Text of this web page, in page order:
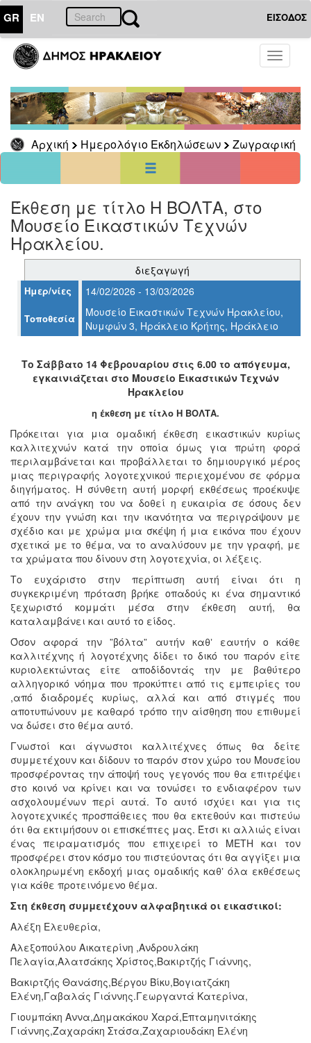
GR EN ΕΙΣΟΔΟΣ
Toggle
Αρχική Ημερολόγιο Εκδηλώσεων Ζωγραφική
01Αύγουστος
2026
Κυρ Δευ Τρι Τετ Πεμ Παρ Σαβ
1
2
9 10 11 12 13 14
15
22
<<
σήμερα >>
ΗΜΕΡΟΛΟΓΙΟ
ΕΚΔΗΛΩΣΕΩΝ
ΠΟΛΙΤΙΣΜΟΣ
ΑΝΘΕΚΤΙΚΗ
ΠΟΛΗ
Έκθεση με τίτλο Η ΒΟΛΤΑ, στο
Μουσείο Εικαστικών Τεχνών
Ηρακλείου.
διεξαγωγή
Ημερ/νίες 14/02/2026 - 13/03/2026
Τοποθεσία
Μουσείο Εικαστικών Τεχνών Ηρακλείου,
Νυμφών 3, Ηράκλειο Κρήτης, Ηράκλειο
Το Σάββατο 14 Φεβρουαρίου στις 6.00 το απόγευμα,
εγκαινιάζεται στο Μουσείο Εικαστικών Τεχνών
Ηρακλείου
η έκθεση με τίτλο Η ΒΟΛΤΑ.
Πρόκειται για μια ομαδική έκθεση εικαστικών κυρίως
καλλιτεχνών κατά την οποία όμως για πρώτη φορά
περιλαμβάνεται και προβάλλεται το δημιουργικό μέρος
μιας περιγραφής λογοτεχνικού περιεχομένου σε φόρμα
διηγήματος. Η σύνθετη αυτή μορφή εκθέσεως προέκυψε
από την ανάγκη του να δοθεί η ευκαιρία σε όσους δεν
έχουν την γνώση και την ικανότητα να περιγράψουν με
σχέδιο και με χρώμα μια σκέψη ή μια εικόνα που έχουν
σχετικά με το θέμα, να το αναλύσουν με την γραφή, με
τα χρώματα που δίνουν στη λογοτεχνία, οι λέξεις.
Το ευχάριστο στην περίπτωση αυτή είναι ότι η
συγκεκριμένη πρόταση βρήκε οπαδούς κι ένα σημαντικό
ξεχωριστό κομμάτι μέσα στην έκθεση αυτή, θα
καταλαμβάνει και αυτό το είδος.
Όσον αφορά την ”βόλτα” αυτήν καθʼ εαυτήν ο κάθε
καλλιτέχνης ή λογοτέχνης δίδει το δικό του παρόν είτε
κυριολεκτώντας είτε αποδίδοντάς την με βαθύτερο
αλληγορικό νόημα που προκύπτει από τις εμπειρίες του
,από διαδρομές κυρίως, αλλά και από στιγμές που
αποτυπώνουν με καθαρό τρόπο την αίσθηση που επιθυμεί
να δώσει στο θέμα αυτό.
Γνωστοί και άγνωστοι καλλιτέχνες όπως θα δείτε
συμμετέχουν και δίδουν το παρόν στον χώρο του Μουσείου
προσφέροντας την άποψή τους γεγονός που θα επιτρέψει
στο κοινό να κρίνει και να τονώσει το ενδιαφέρον των
ασχολουμένων περί αυτά. Το αυτό ισχύει και για τις
λογοτεχνικές προσπάθειες που θα εκτεθούν και πιστεύω
ότι θα εκτιμήσουν οι επισκέπτες μας. Έτσι κι αλλιώς είναι
ένας πειραματισμός που επιχειρεί το ΜΕΤΗ και τον
προσφέρει στον κόσμο του πιστεύοντας ότι θα αγγίξει μια
ολοκληρωμένη εκδοχή μιας ομαδικής καθʼ όλα εκθέσεως
για κάθε προτεινόμενο θέμα.
Στη έκθεση συμμετέχουν αλφαβητικά οι εικαστικοί:
Αλέξη Ελευθερία,
Αλεξοπούλου Αικατερίνη ,Ανδρουλάκη
Πελαγία,Αλατσάκης Χρίστος,Βακιρτζής Γιάννης,
Βακιρτζής Θανάσης,Βέργου Βίκυ,Βογιατζάκη
Ελένη,Γαβαλάς Γιάννης.Γεωργαντά Κατερίνα,
Γιουμπάκη Αννα,Δημακάκου Χαρά,Επταμηνιτάκης
Γιάννης,Ζαχαράκη Στάσα,Ζαχαριουδάκη Ελένη